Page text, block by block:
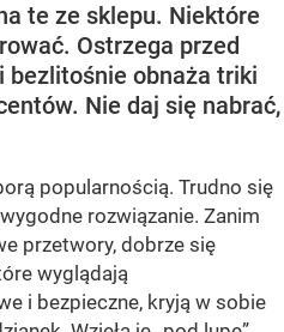
te ze sklepu. Niektóre
Ostrzega przed
bezlitośnie obnaża triki
Nie daj się nabrać,
popularnością. Trudno się
rozwiązanie. Zanim
przetwory, dobrze się
wyglądają
i bezpieczne, kryją w sobie